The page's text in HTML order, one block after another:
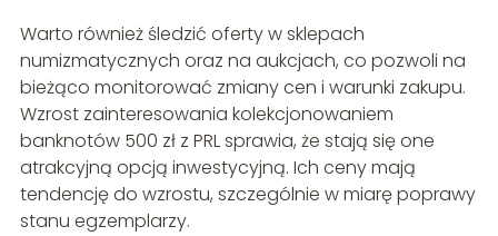
Warto również śledzić oferty w sklepach
numizmatycznych oraz na aukcjach, co pozwoli na
bieżąco monitorować zmiany cen i warunki zakupu.
Wzrost zainteresowania kolekcjonowaniem
banknotów 500 zł z PRL sprawia, że stają się one
atrakcyjną opcją inwestycyjną. Ich ceny mają
tendencję do wzrostu, szczególnie w miarę poprawy
stanu egzemplarzy.